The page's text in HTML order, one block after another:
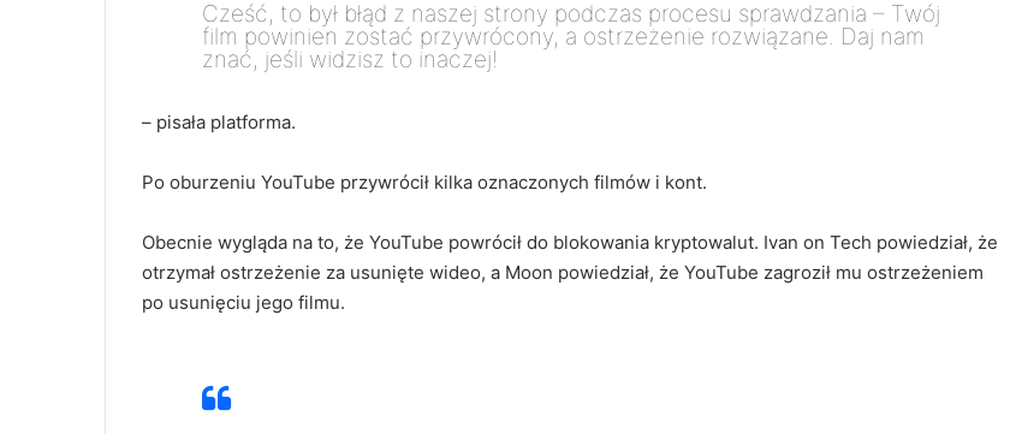
Cześć, to był błąd z naszej strony podczas procesu sprawdzania – Twój
film powinien zostać przywrócony, a ostrzeżenie rozwiązane. Daj nam
znać, jeśli widzisz to inaczej!
– pisała platforma.
Po oburzeniu YouTube przywrócił kilka oznaczonych filmów i kont.
Obecnie wygląda na to, że YouTube powrócił do blokowania kryptowalut. Ivan on Tech powiedział, że
otrzymał ostrzeżenie za usunięte wideo, a Moon powiedział, że YouTube zagroził mu ostrzeżeniem
po usunięciu jego filmu.